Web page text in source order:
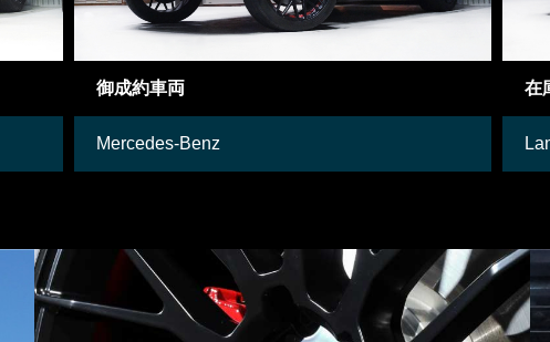
御成約車両
Mercedes-Benz
在